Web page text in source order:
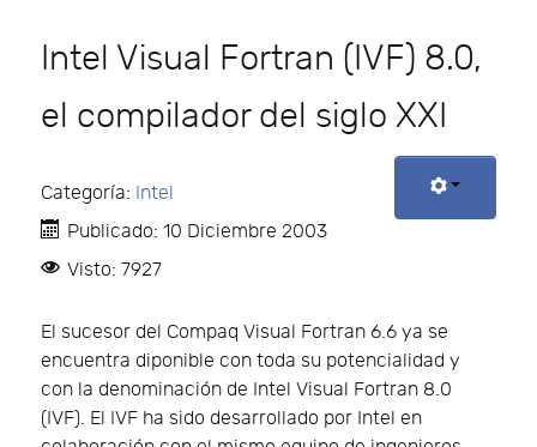
Intel Visual Fortran (IVF) 8.0,
el compilador del siglo XXI
Categoría: Intel
Publicado: 10 Diciembre 2003
Visto: 7927
El sucesor del Compaq Visual Fortran 6.6 ya se
encuentra diponible con toda su potencialidad y
con la denominación de Intel Visual Fortran 8.0
(IVF). El IVF ha sido desarrollado por Intel en